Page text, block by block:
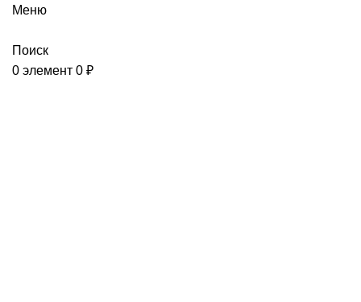
Меню
Поиск
0 элемент 0 ₽